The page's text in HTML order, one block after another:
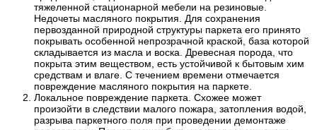
тяжеленной стационарной мебели на резиновые.
Недочеты масляного покрытия. Для сохранения
первозданной природной структуры паркета его принято
покрывать особенной непрозрачной краской, база которой
складывается из масла и воска. Древесная порода, что
покрыта этим веществом, есть устойчивой к бытовым хим
средствам и влаге. С течением времени отмечается
повреждение масляного покрытия на паркете.
Локальное повреждение паркета. Схожее может
произойти в следствии малого пожара, затопления водой,
разрыва паркетного поля при проведении демонтаже